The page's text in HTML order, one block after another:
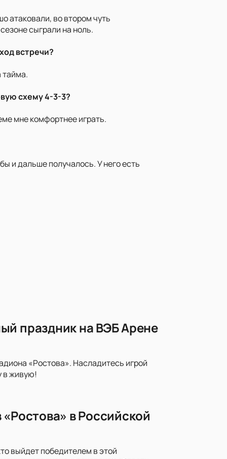
атаковали, во втором чуть
сыграли на ноль.
встречи?
тайма.
схему 4-3-3?
мне комфортнее играть.
и дальше получалось. У него есть
праздник на ВЭБ Арене
«Ростова». Насладитесь игрой
в живую!
в Российской
выйдет победителем в этой